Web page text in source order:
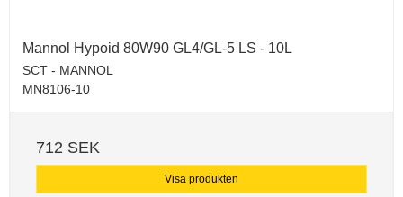
Mannol Hypoid 80W90 GL4/GL-5 LS - 10L
SCT - MANNOL
MN8106-10
712 SEK
Visa produkten